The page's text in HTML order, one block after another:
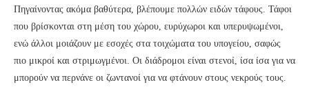
Πηγαίνοντας ακόμα βαθύτερα, βλέπουμε πολλών ειδών τάφους. Τάφοι
που βρίσκονται στη μέση του χώρου, ευρύχωροι και υπερυψωμένοι,
ενώ άλλοι μοιάζουν με εσοχές στα τοιχώματα του υπογείου, σαφώς
πιο μικροί και στριμωγμένοι. Οι διάδρομοι είναι στενοί, ίσα ίσα για να
μπορούν να περνάνε οι ζωντανοί για να φτάνουν στους νεκρούς τους.